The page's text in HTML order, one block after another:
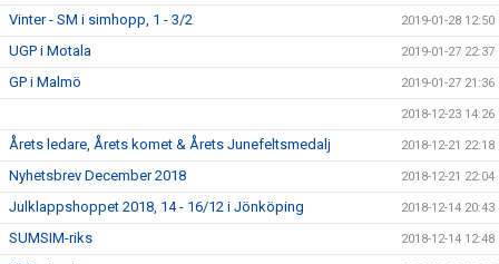
Vinter - SM i simhopp, 1 - 3/2 2019-01-28 12:50
UGP i Motala 2019-01-27 22:37
GP i Malmö 2019-01-27 21:36
2018-12-23 14:26
Årets ledare, Årets komet & Årets Junefeltsmedalj 2018-12-21 22:18
Nyhetsbrev December 2018 2018-12-21 22:04
Julklappshoppet 2018, 14 - 16/12 i Jönköping 2018-12-14 20:43
SUMSIM-riks 2018-12-14 12:48